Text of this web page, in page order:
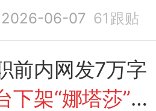
2026-06-07 61 跟贴
前内网发7万字
下架“娜塔莎”丨